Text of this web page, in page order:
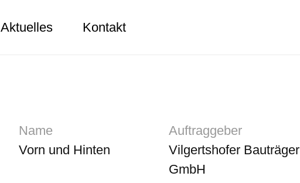
Aktuelles Kontakt
Name
Vorn und Hinten
Auftraggeber
Vilgertshofer Bauträger
GmbH